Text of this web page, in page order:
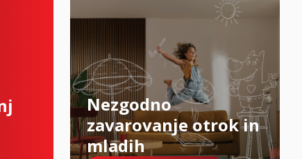
Nezgodno
zavarovanje otrok in
mladih